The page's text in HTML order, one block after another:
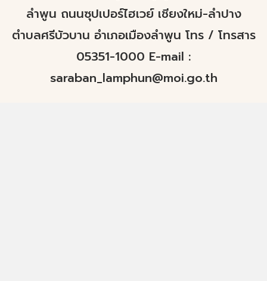
ลำพูน ถนนซุปเปอร์ไฮเวย์ เชียงใหม่-ลำปาง
ตำบลศรีบัวบาน อำเภอเมืองลำพูน โทร / โทรสาร
05351-1000 E-mail :
saraban_lamphun@moi.go.th